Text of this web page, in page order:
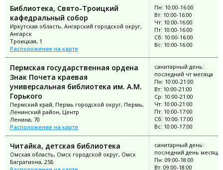
Библиотека, Свято-Троицкий
кафедральный собор
Иркутская область, Ангарский городской округ,
Ангарск
Троицкая, 1
Расположение на карте
Пн: 10:00-16:00
Вт: 10:00-16:00
Чт: 10:00-16:00
Пт: 10:00-16:00
Сб: 10:00-16:00
Вс: 10:00-16:00
Пермская государственная ордена
Знак Почета краевая
универсальная библиотека им. А.М.
Горького
Пермский край, Пермь городской округ, Пермь,
Ленинский район, Центр
Ленина, 70
Расположение на карте
санитарный день:
последний чт месяца
Пн: 10:00-21:00
Вт: 10:00-21:00
Ср: 10:00-21:00
Чт: 10:00-21:00
Пт: 10:00-17:00
Сб: 10:00-17:00
Вс: 10:00-17:00
Читайка, детская библиотека
Омская область, Омск городской округ, Омск
Багратиона, 25Б
санитарный день:
последний день месяца
Пн: 09:00-18:00
Вт: 09:00-18:00